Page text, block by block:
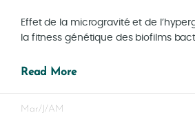
Effet de la microgravité et de
la fitness génétique des biofilms
Read More
Mar/J/AM